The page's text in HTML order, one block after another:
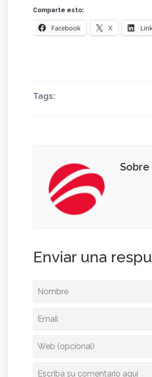
Comparte esto:
Facebook X
Tags:
Enviar una